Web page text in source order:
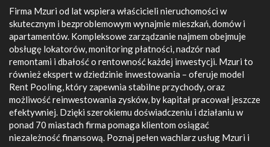
Firma Mzuri od lat wspiera właścicieli nieruchomości w
skutecznym i bezproblemowym wynajmie mieszkań, domów i
apartamentów. Kompleksowe zarządzanie najmem obejmuje
obsługę lokatorów, monitoring płatności, nadzór nad
remontami i dbałość o rentowność każdej inwestycji. Mzuri to
również ekspert w dziedzinie inwestowania – oferuje model
Rent Pooling, który zapewnia stabilne przychody, oraz
możliwość reinwestowania zysków, by kapitał pracował jeszcze
efektywniej. Dzięki szerokiemu doświadczeniu i działaniu w
ponad 70 miastach firma pomaga klientom osiągać
niezależność finansową. Poznaj pełen wachlarz usług Mzuri i